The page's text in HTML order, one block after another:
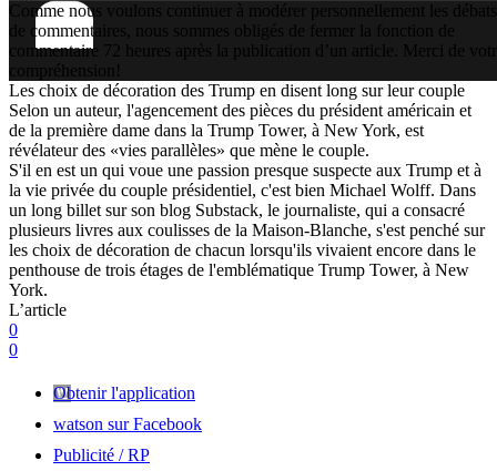
Comme nous voulons continuer à modérer personnellement les débats
de commentaires, nous sommes obligés de fermer la fonction de
commentaire 72 heures après la publication d’un article. Merci de
compréhension!
Les choix de décoration des Trump en disent long sur leur couple
Selon un auteur, l'agencement des pièces du président américain et
de la première dame dans la Trump Tower, à New York, est
révélateur des «vies parallèles» que mène le couple.
S'il en est un qui voue une passion presque suspecte aux Trump et à
la vie privée du couple présidentiel, c'est bien Michael Wolff. Dans
un long billet sur son blog Substack, le journaliste, qui a consacré
plusieurs livres aux coulisses de la Maison-Blanche, s'est penché sur
les choix de décoration de chacun lorsqu'ils vivaient encore dans le
penthouse de trois étages de l'emblématique Trump Tower, à New
York.
L’article
0
0
Obtenir l'application
watson sur Facebook
Publicité / RP